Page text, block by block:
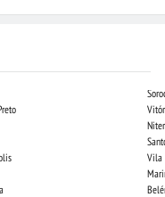
Vila